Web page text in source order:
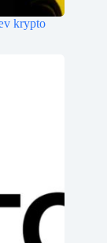
krypto